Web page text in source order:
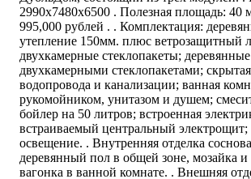
2990х7480х6500 . Полезная площадь: 40
995,000 рублей . . Комплектация:
утепление 150мм. плюс ветрозащитный
двухкамерные стеклопакеты;
двухкамерными стеклопакетами; скрытая
водопровода и канализации; ванная
рукомойником, унитазом и душем;
бойлер на 50 литров; встроенная
встраиваемый центральный
освещение. . Внутренняя отделка
деревянный пол в общей зоне, мозайка и
вагонка в ванной комнате. . Внешняя